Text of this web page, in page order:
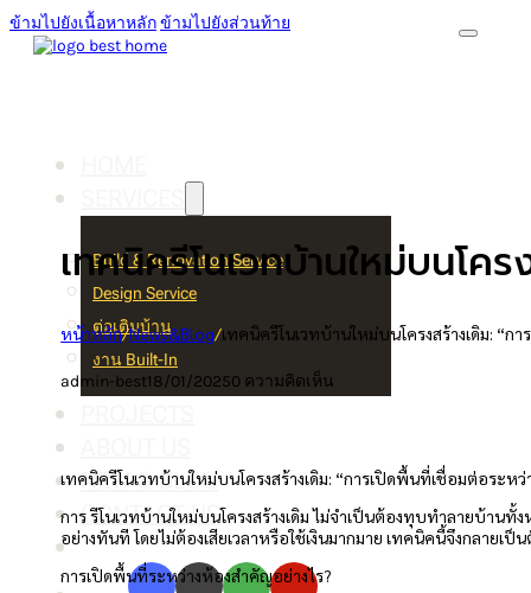
ข้ามไปยังเนื้อหาหลักข้ามไปยังส่วนท้าย
Build & Renovation Service
Design Service
ต่อเติมบ้าน
งาน Built-In
NEW & BLOG
CONTACT US
เทคนิครีโนเวทบ้านใหม่บนโค
หน้าหลัก/News&Blog/เทคนิครีโนเวทบ้านใหม่บนโครงสร้างเดิม: “
admin-best18/01/20250 ความคิดเห็น
เทคนิครีโนเวทบ้านใหม่บนโครงสร้างเดิม: “การเปิดพื้นที่เชื่อมต่อระห
การ รีโนเวทบ้านใหม่บนโครงสร้างเดิม ไม่จำเป็นต้องทุบทำลายบ้าน
อย่างทันที โดยไม่ต้องเสียเวลาหรือใช้เงินมากมาย เทคนิคนี้จึงกลาย
การเปิดพื้นที่ระหว่างห้องสำคัญอย่างไร?